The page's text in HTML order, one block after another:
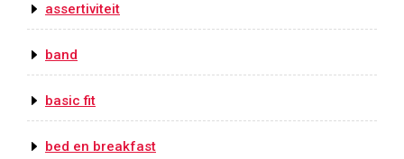
assertiviteit
band
basic fit
bed en breakfast